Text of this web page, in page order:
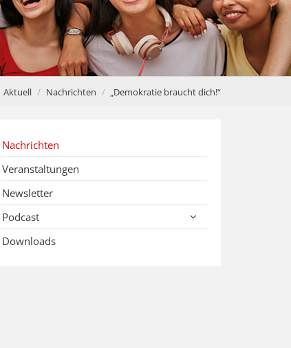
Aktuell Nachrichten „Demokratie braucht dich!“
Nachrichten
Veranstaltungen
Newsletter
Podcast
Downloads